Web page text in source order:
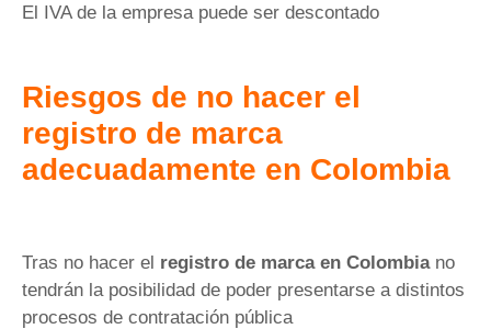
El IVA de la empresa puede ser descontado
Riesgos de no hacer el
registro de marca
adecuadamente en Colombia
Tras no hacer el registro de marca en Colombiano
tendrán la posibilidad de poder presentarse a distintos
procesos de contratación pública